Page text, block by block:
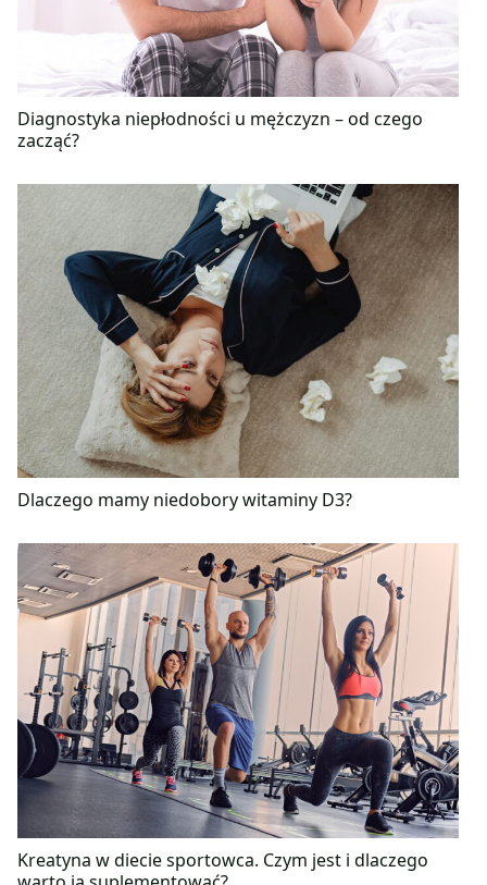
Diagnostyka niepłodności u mężczyzn – od czego
zacząć?
Dlaczego mamy niedobory witaminy D3?
Kreatyna w diecie sportowca. Czym jest i dlaczego